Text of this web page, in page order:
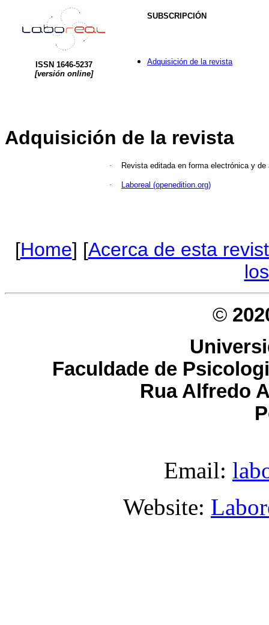
ISSN 1646-5237
[versión online]
SUBSCRIPCIÓN
Adquisición de la revista
Adquisición de la revista
· Revista editada en forma electrónica y
· Laboreal (openedition.org)
[Home] [Acerca de esta
©
Faculdade de
Rua Alfredo
Email:
Website: